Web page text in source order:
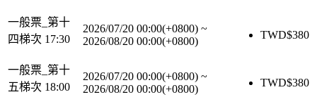
一般票_第十
四梯次 17:30
2026/07/20 00:00(+0800) ~
2026/08/20 00:00(+0800)
TWD$380
一般票_第十
五梯次 18:00
2026/07/20 00:00(+0800) ~
2026/08/20 00:00(+0800)
TWD$380